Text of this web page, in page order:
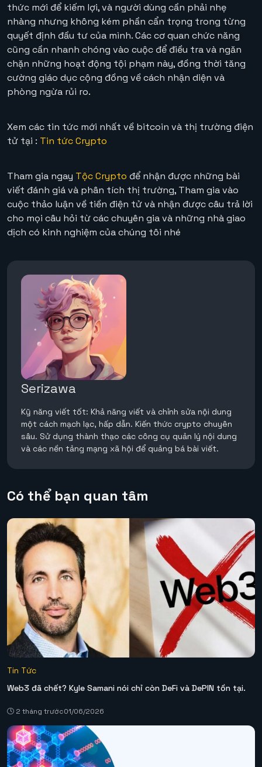
thức mới để kiếm lợi, và người dùng cần phải nhẹ
nhàng nhưng không kém phần cẩn trọng trong từng
quyết định đầu tư của mình. Các cơ quan chức năng
cũng cần nhanh chóng vào cuộc để điều tra và ngăn
chặn những hoạt động tội phạm này, đồng thời tăng
cường giáo dục cộng đồng về cách nhận diện và
phòng ngừa rủi ro.
Xem các tin tức mới nhất về bitcoin và thị trường điện
tử tại : Tin tức Crypto
Tham gia ngay Tộc Crypto để nhận được những bài
viết đánh giá và phân tích thị trường, Tham gia vào
cuộc thảo luận về tiền điện tử và nhận được câu trả lời
cho mọi câu hỏi từ các chuyên gia và những nhà giao
dịch có kinh nghiệm của chúng tôi nhé
Serizawa
Kỹ năng viết tốt: Khả năng viết và chỉnh sửa nội dung
một cách mạch lạc, hấp dẫn. Kiến thức crypto chuyên
sâu. Sử dụng thành thạo các công cụ quản lý nội dung
và các nền tảng mạng xã hội để quảng bá bài viết.
Có thể bạn quan tâm
Tin Tức
Web3 đã chết? Kyle Samani nói chỉ còn DeFi và DePIN tồn tại.
2 tháng trước01/06/2026